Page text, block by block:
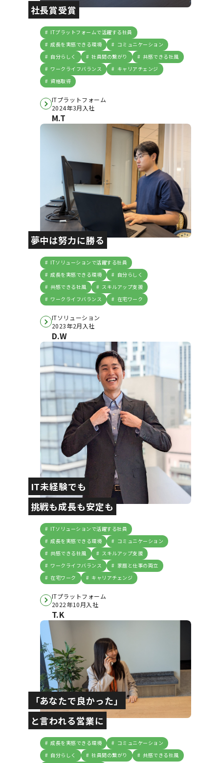
社長賞受賞
ITプラットフォームで活躍する社員
成長を実感できる環境
コミュニケーション
自分らしく
社員間の繋がり
共感できる社風
ワークライフバランス
キャリアチェンジ
資格取得
ITプラットフォーム
2024年3月入社
M.T
夢中は努力に勝る
ITソリューションで活躍する社員
成長を実感できる環境
自分らしく
共感できる社風
スキルアップ支援
ワークライフバランス
在宅ワーク
ITソリューション
2023年2月入社
D.W
IT未経験でも
挑戦も成長も安定も
ITソリューションで活躍する社員
成長を実感できる環境
コミュニケーション
共感できる社風
スキルアップ支援
ワークライフバランス
家庭と仕事の両立
在宅ワーク
キャリアチェンジ
ITプラットフォーム
2022年10月入社
T.K
「あなたで良かった」
と言われる営業に
成長を実感できる環境
コミュニケーション
自分らしく
社員間の繋がり
共感できる社風